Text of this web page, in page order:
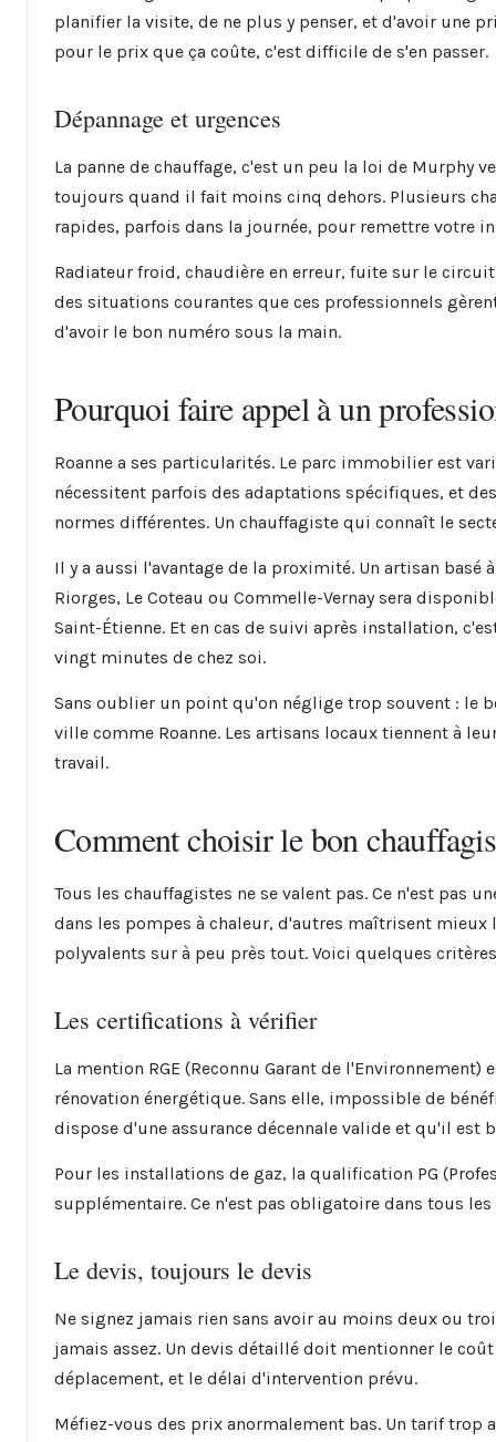
planifier la visite, de ne plus y penser, et d'avoir une
pour le prix que ça coûte, c'est difficile de s'en passer.
Dépannage et urgences
La panne de chauffage, c'est un peu la loi de Murphy
toujours quand il fait moins cinq dehors. Plusieurs
rapides, parfois dans la journée, pour remettre votre
Radiateur froid, chaudière en erreur, fuite sur le
des situations courantes que ces professionnels
d'avoir le bon numéro sous la main.
Pourquoi faire appel à un
Roanne a ses particularités. Le parc immobilier est
nécessitent parfois des adaptations spécifiques, et
normes différentes. Un chauffagiste qui connaît le
Il y a aussi l'avantage de la proximité. Un artisan basé
Riorges, Le Coteau ou Commelle-Vernay sera
Saint-Étienne. Et en cas de suivi après installation,
vingt minutes de chez soi.
Sans oublier un point qu'on néglige trop souvent : le
ville comme Roanne. Les artisans locaux tiennent à
travail.
Comment choisir le bon
Tous les chauffagistes ne se valent pas. Ce n'est pas
dans les pompes à chaleur, d'autres maîtrisent
polyvalents sur à peu près tout. Voici quelques
Les certifications à vérifier
La mention RGE (Reconnu Garant de
rénovation énergétique. Sans elle, impossible de
dispose d'une assurance décennale valide et qu'il est
Pour les installations de gaz, la qualification PG
supplémentaire. Ce n'est pas obligatoire dans tous les
Le devis, toujours le devis
Ne signez jamais rien sans avoir au moins deux ou
jamais assez. Un devis détaillé doit mentionner le
déplacement, et le délai d'intervention prévu.
Méfiez-vous des prix anormalement bas. Un tarif